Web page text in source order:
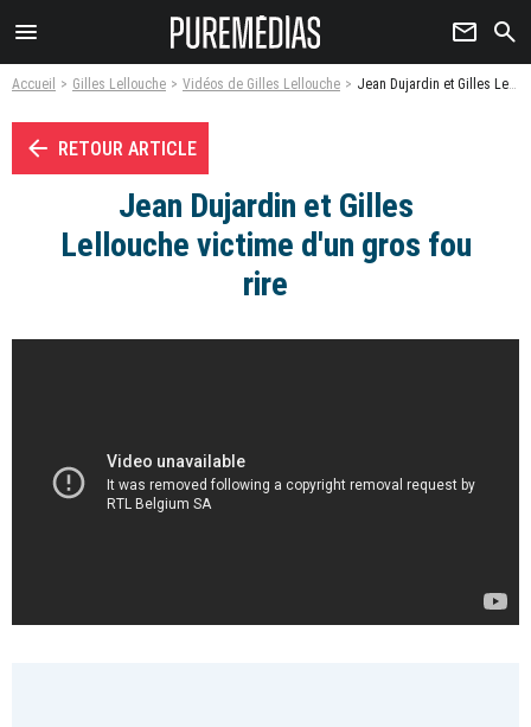
menu newsletter search
Accueil Gilles Lellouche Vidéos de Gilles Lellouche Jean Dujardin et Gilles Lellouche victime d'un gros fou rire - Vidéo
arrow_left RETOUR ARTICLE
Jean Dujardin et Gilles
Lellouche victime d'un gros fou
rire